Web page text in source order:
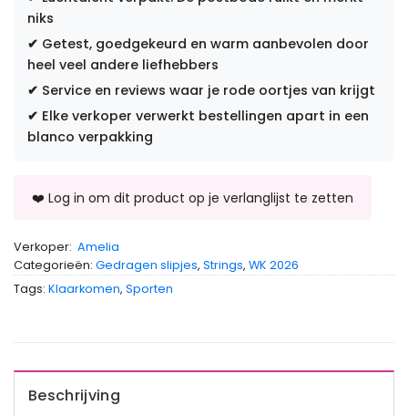
niks
✔ Getest, goedgekeurd en warm aanbevolen door
heel veel andere liefhebbers
✔ Service en reviews waar je rode oortjes van krijgt
✔ Elke verkoper verwerkt bestellingen apart in een
blanco verpakking
Verkoper: Amelia
Categorieën: Gedragen slipjes, Strings, WK 2026
Tags: Klaarkomen, Sporten
Beschrijving